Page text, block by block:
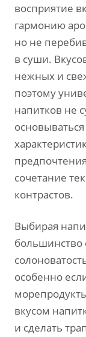
восприятие
гармонию
но не
в суши.
нежных и
поэтому
напитков не
сочетание
контрастов.
Выбирая
большинство
особенно
вкусом
и сделать